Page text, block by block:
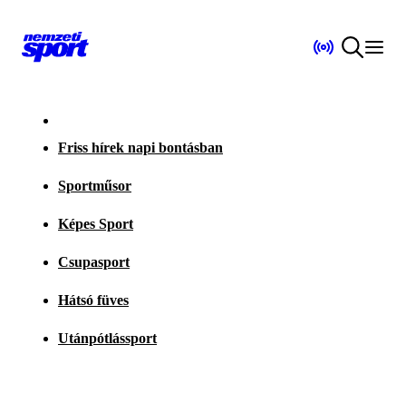
Friss hírek napi bontásban
Sportműsor
Képes Sport
Csupasport
Hátsó füves
Utánpótlássport